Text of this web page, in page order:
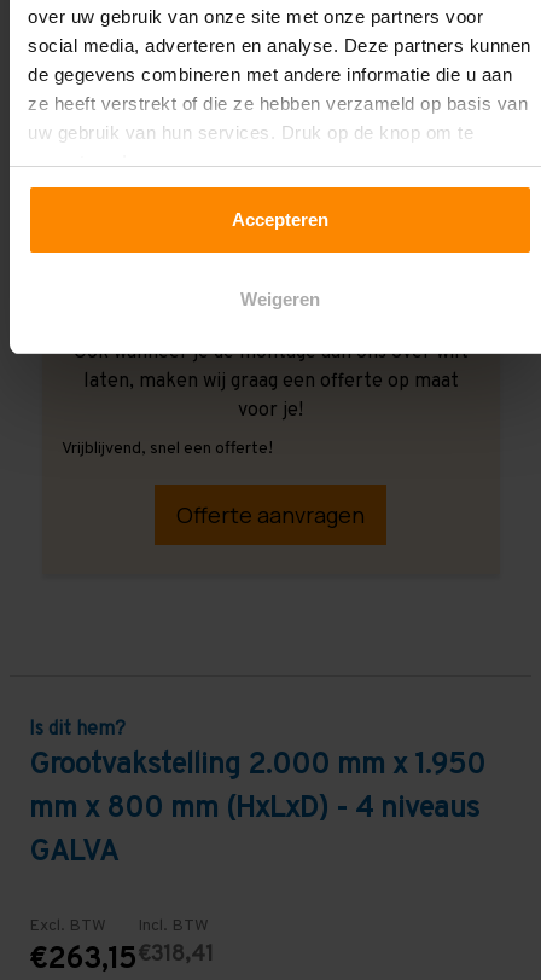
over uw gebruik van onze site met onze partners voor
social media, adverteren en analyse. Deze partners kunnen
de gegevens combineren met andere informatie die u aan
ze heeft verstrekt of die ze hebben verzameld op basis van
uw gebruik van hun services. Druk op de knop om te
accepteren!
Accepteren
Weigeren
Ook wanneer je de montage aan ons over wilt
laten, maken wij graag een offerte op maat
voor je!
Vrijblijvend, snel een offerte!
Offerte aanvragen
Is dit hem?
Grootvakstelling 2.000 mm x 1.950
mm x 800 mm (HxLxD) - 4 niveaus
GALVA
Excl. BTW
€263,15
Incl. BTW
€318,41